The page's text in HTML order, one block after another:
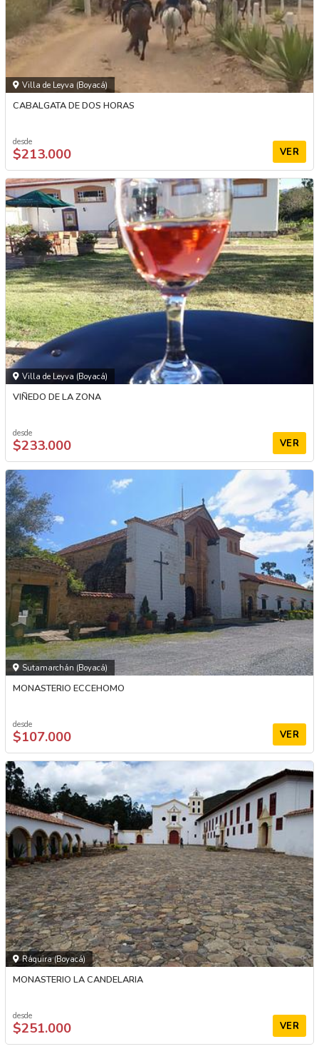
Villa de Leyva (Boyacá)
CABALGATA DE DOS HORAS
desde
$213.000 VER
Villa de Leyva (Boyacá)
VIÑEDO DE LA ZONA
desde
$233.000 VER
Sutamarchán (Boyacá)
MONASTERIO ECCEHOMO
desde
$107.000 VER
Ráquira (Boyacá)
MONASTERIO LA CANDELARIA
desde
$251.000 VER